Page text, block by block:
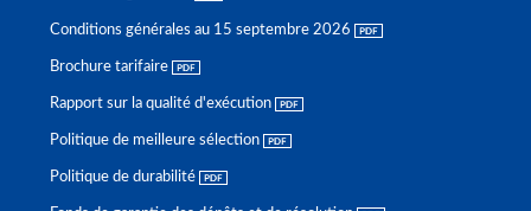
Conditions générales au 15 septembre 2026
Brochure tarifaire
Rapport sur la qualité d'exécution
Politique de meilleure sélection
Politique de durabilité